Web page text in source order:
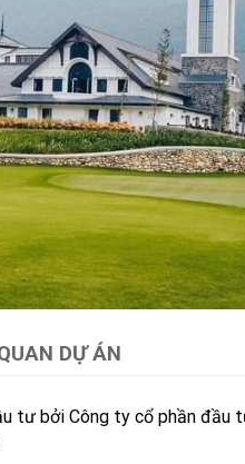
DỰ ÁN
tư bởi Công ty cổ phần đầu